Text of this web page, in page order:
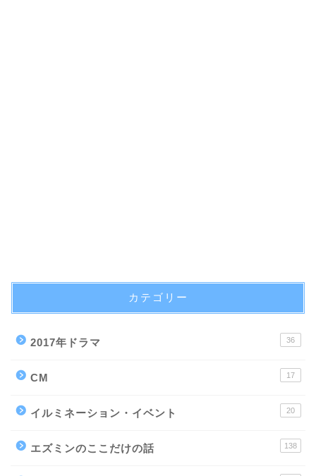
カテゴリー
2017年ドラマ 36
CM 17
イルミネーション・イベント 20
エズミンのここだけの話 138